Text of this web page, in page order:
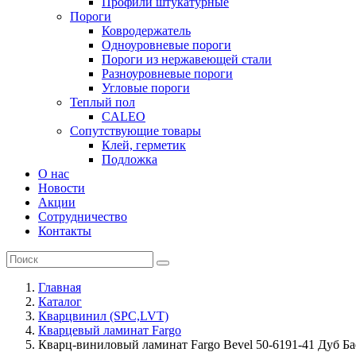
Пороги
Ковродержатель
Одноуровневые пороги
Пороги из нержавеющей стали
Разноуровневые пороги
Угловые пороги
Теплый пол
CALEO
Сопутствующие товары
Клей, герметик
Подложка
О нас
Новости
Акции
Сотрудничество
Контакты
Главная
Каталог
Кварцвинил (SPC,LVT)
Кварцевый ламинат Fargo
Кварц-виниловый ламинат Fargo Bevel 50-6191-41 Дуб